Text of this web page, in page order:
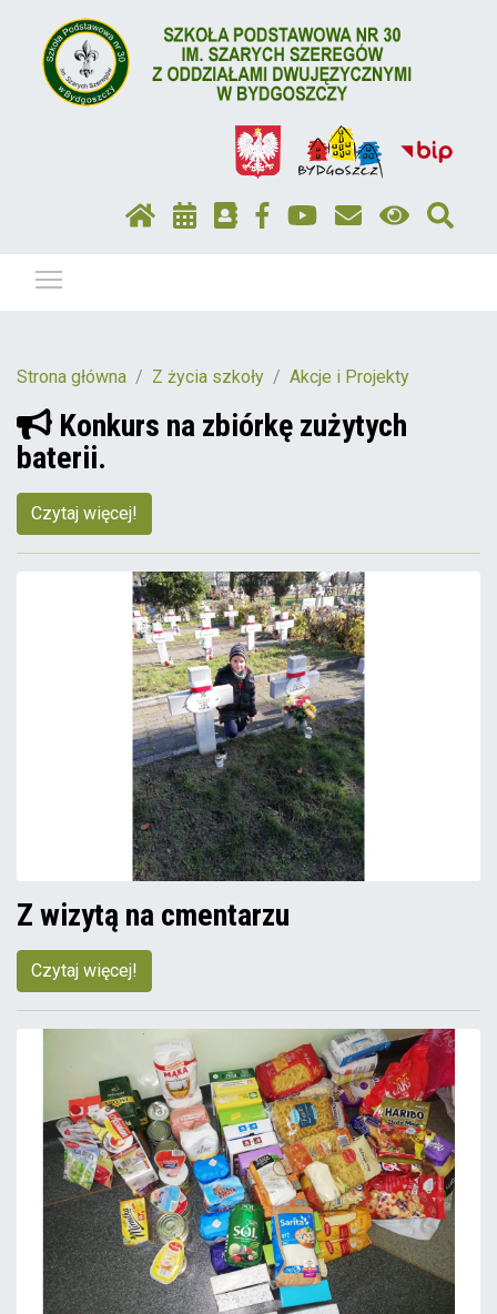
Strona główna Z życia szkoły Akcje i Projekty
Konkurs na zbiórkę zużytych
baterii.
Czytaj więcej!
Z wizytą na cmentarzu
Czytaj więcej!